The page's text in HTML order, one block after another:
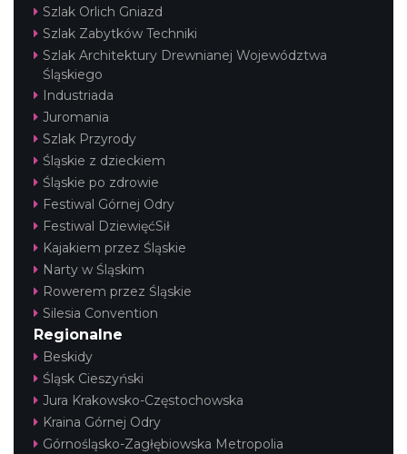
Szlak Orlich Gniazd
Szlak Zabytków Techniki
Szlak Architektury Drewnianej Województwa
Śląskiego
Industriada
Juromania
Szlak Przyrody
Śląskie z dzieckiem
Śląskie po zdrowie
Festiwal Górnej Odry
Festiwal DziewięćSił
Kajakiem przez Śląskie
Narty w Śląskim
Rowerem przez Śląskie
Silesia Convention
Regionalne
Beskidy
Śląsk Cieszyński
Jura Krakowsko-Częstochowska
Kraina Górnej Odry
Górnośląsko-Zagłębiowska Metropolia